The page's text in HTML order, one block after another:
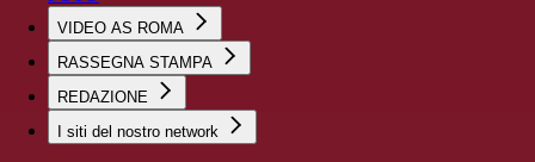
VIDEO AS ROMA
RASSEGNA STAMPA
REDAZIONE
I siti del nostro network